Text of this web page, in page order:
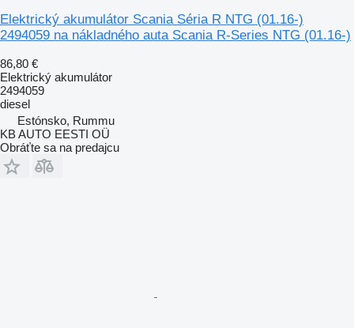
Elektrický akumulátor Scania Séria R NTG (01.16-)
2494059 na nákladného auta Scania R-Series NTG (01.16-)
86,80 €
Elektrický akumulátor
2494059
diesel
Estónsko, Rummu
KB AUTO EESTI OÜ
Obráťte sa na predajcu